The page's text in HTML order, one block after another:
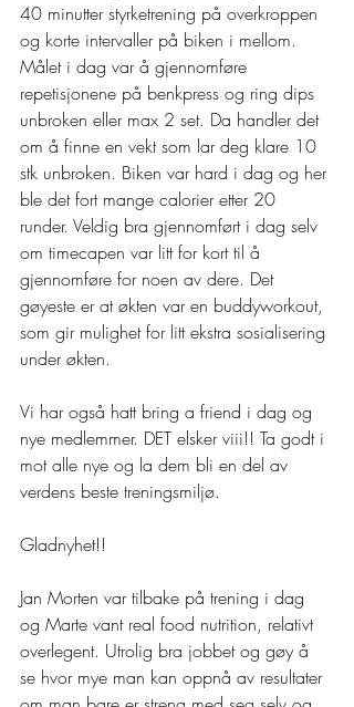
40 minutter styrketrening på overkroppen
og korte intervaller på biken i mellom.
Målet i dag var å gjennomføre
repetisjonene på benkpress og ring dips
unbroken eller max 2 set. Da handler det
om å finne en vekt som lar deg klare 10
stk unbroken. Biken var hard i dag og her
ble det fort mange calorier etter 20
runder. Veldig bra gjennomført i dag selv
om timecapen var litt for kort til å
gjennomføre for noen av dere. Det
gøyeste er at økten var en buddyworkout,
som gir mulighet for litt ekstra sosialisering
under økten.
Vi har også hatt bring a friend i dag og
nye medlemmer. DET elsker viii!! Ta godt i
mot alle nye og la dem bli en del av
verdens beste treningsmiljø.
Gladnyhet!!
Jan Morten var tilbake på trening i dag
og Marte vant real food nutrition, relativt
overlegent. Utrolig bra jobbet og gøy å
se hvor mye man kan oppnå av resultater